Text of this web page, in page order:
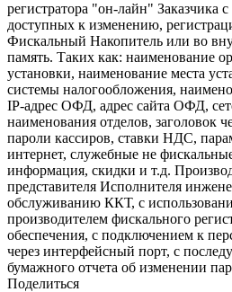
регистратора "он-лайн" Заказчика
доступных к изменению,
Фискальный Накопитель или во
память. Таких как: наименование
установки, наименование места
системы налогообложения,
IP-адрес ОФД, адрес сайта ОФД,
наименования отделов, заголовок
пароли кассиров, ставки НДС,
интернет, служебные не
информация, скидки и т.д.
представителя Исполнителя
обслуживанию ККТ, с
производителем фискального
обеспечения, с подключением к
через интерфейсный порт, с
бумажного отчета об изменении
Поделиться